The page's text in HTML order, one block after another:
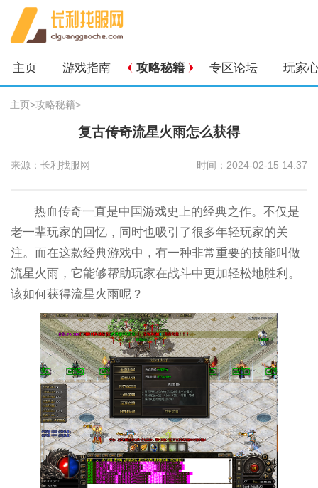
主页 游戏指南 攻略秘籍 专区论坛 玩家
主页>攻略秘籍>
复古传奇流星火雨怎么获得
来源：长利找服网 时间：2024-02-15 14:37
热血传奇一直是中国游戏史上的经典之作。不仅是
老一辈玩家的回忆，同时也吸引了很多年轻玩家的关
注。而在这款经典游戏中，有一种非常重要的技能叫做
流星火雨，它能够帮助玩家在战斗中更加轻松地胜利。
该如何获得流星火雨呢？